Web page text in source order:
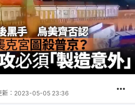
新： 2023-05-05 23:36